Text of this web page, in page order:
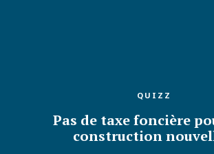
QUIZZ
Pas de taxe foncière
construction